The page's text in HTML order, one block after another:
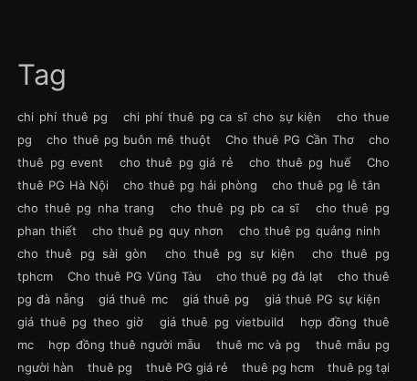
Tag
chi phí thuê pg chi phí thuê pg ca sĩ cho sự kiện
cho thue
pg
cho thuê pg buôn mê thuột Cho thuê PG Cần Thơ
cho
thuê pg event
cho thuê pg giá rẻ cho thuê pg huế
Cho
thuê PG Hà Nội
cho thuê pg hải phòng
cho thuê pg lễ tân
cho thuê pg nha trang
cho thuê pg pb ca sĩ
cho thuê pg
phan thiết
cho thuê pg quy nhơn
cho thuê pg quảng ninh
cho thuê pg sài gòn
cho thuê pg sự kiện
cho thuê pg
tphcm
Cho thuê PG Vũng Tàu cho thuê pg đà lạt
cho thuê
pg đà nẵng
giá thuê mc giá thuê pg
giá thuê PG sự kiện
giá thuê pg theo giờ
giá thuê pg vietbuild
hợp đồng thuê
mc
hợp đồng thuê người mẫu thuê mc và pg
thuê mẫu pg
người hàn
thuê pg thuê PG giá rẻ thuê pg hcm
thuê pg tại